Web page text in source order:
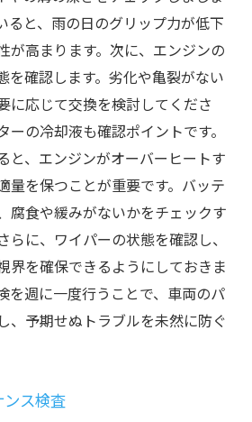
ると、雨の日のグリップ力が低下
が高まります。次に、エンジンの
を確認します。劣化や亀裂がない
に応じて交換を検討してくださ
ーの冷却液も確認ポイントです。
と、エンジンがオーバーヒートす
量を保つことが重要です。バッテ
腐食や緩みがないかをチェックす
らに、ワイパーの状態を確認し、
界を確保できるようにしておきま
を週に一度行うことで、車両のパ
、予期せぬトラブルを未然に防ぐ
ス検査